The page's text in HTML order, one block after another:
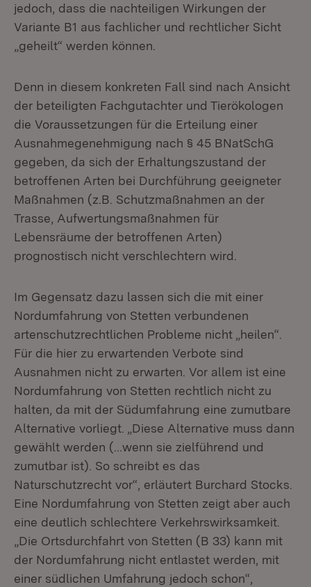
jedoch, dass die nachteiligen Wirkungen der
Variante B1 aus fachlicher und rechtlicher Sicht
„geheilt“ werden können.
Denn in diesem konkreten Fall sind nach Ansicht
der beteiligten Fachgutachter und Tierökologen
die Voraussetzungen für die Erteilung einer
Ausnahmegenehmigung nach § 45 BNatSchG
gegeben, da sich der Erhaltungszustand der
betroffenen Arten bei Durchführung geeigneter
Maßnahmen (z.B. Schutzmaßnahmen an der
Trasse, Aufwertungsmaßnahmen für
Lebensräume der betroffenen Arten)
prognostisch nicht verschlechtern wird.
Im Gegensatz dazu lassen sich die mit einer
Nordumfahrung von Stetten verbundenen
artenschutzrechtlichen Probleme nicht „heilen“.
Für die hier zu erwartenden Verbote sind
Ausnahmen nicht zu erwarten. Vor allem ist eine
Nordumfahrung von Stetten rechtlich nicht zu
halten, da mit der Südumfahrung eine zumutbare
Alternative vorliegt. „Diese Alternative muss dann
gewählt werden (…wenn sie zielführend und
zumutbar ist). So schreibt es das
Naturschutzrecht vor“, erläutert Burchard Stocks.
Eine Nordumfahrung von Stetten zeigt aber auch
eine deutlich schlechtere Verkehrswirksamkeit.
„Die Ortsdurchfahrt von Stetten (B 33) kann mit
der Nordumfahrung nicht entlastet werden, mit
einer südlichen Umfahrung jedoch schon“,